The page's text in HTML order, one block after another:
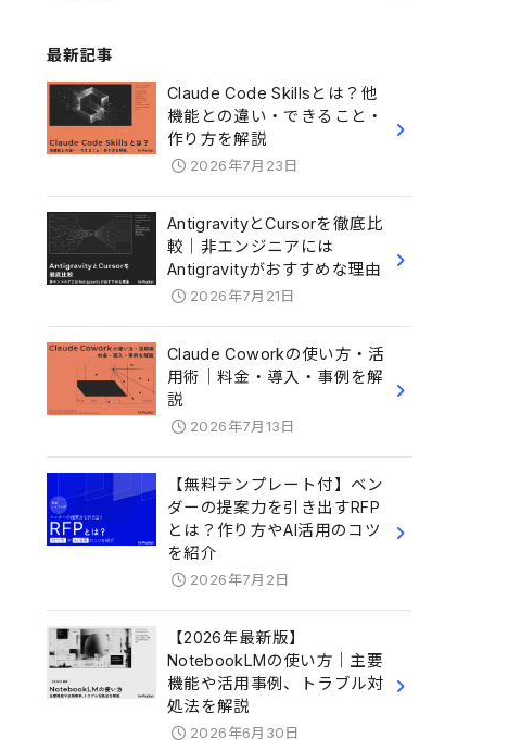
最新記事
Claude Code Skillsとは？他
機能との違い・できること・
作り方を解説
2026年7月23日
AntigravityとCursorを徹底比
較｜非エンジニアには
Antigravityがおすすめな理由
2026年7月21日
Claude Coworkの使い方・活
用術｜料金・導入・事例を解
説
2026年7月13日
【無料テンプレート付】ベン
ダーの提案力を引き出すRFP
とは？作り方やAI活用のコツ
を紹介
2026年7月2日
【2026年最新版】
NotebookLMの使い方｜主要
機能や活用事例、トラブル対
処法を解説
2026年6月30日